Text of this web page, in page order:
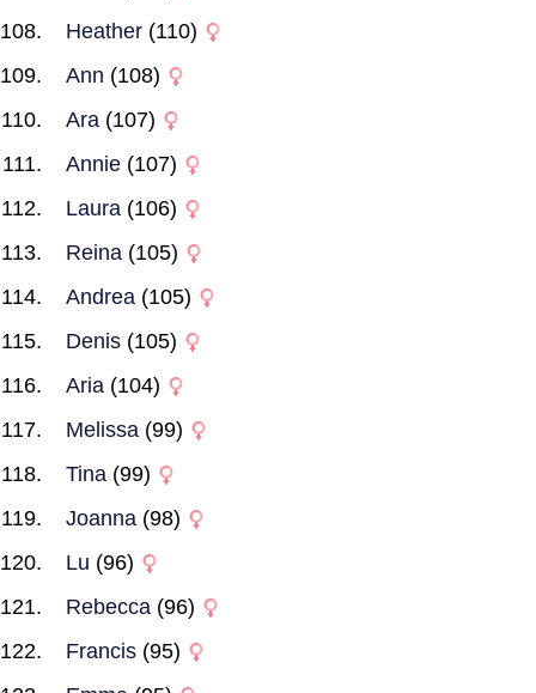
Heather (110)
Ann (108)
Ara (107)
Annie (107)
Laura (106)
Reina (105)
Andrea (105)
Denis (105)
Aria (104)
Melissa (99)
Tina (99)
Joanna (98)
Lu (96)
Rebecca (96)
Francis (95)